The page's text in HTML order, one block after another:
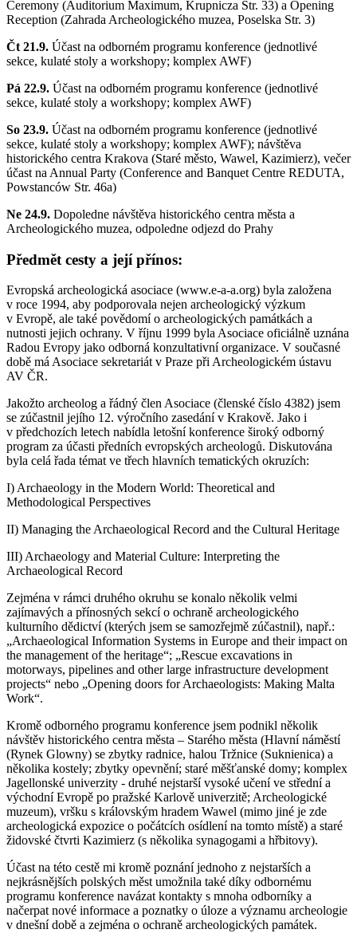
Ceremony (Auditorium Maximum, Krupnicza Str. 33) a Opening
Reception (Zahrada Archeologického muzea, Poselska Str. 3)
Čt 21.9. Účast na odborném programu konference (jednotlivé
sekce, kulaté stoly a workshopy; komplex AWF)
Pá 22.9. Účast na odborném programu konference (jednotlivé
sekce, kulaté stoly a workshopy; komplex AWF)
So 23.9. Účast na odborném programu konference (jednotlivé
sekce, kulaté stoly a workshopy; komplex AWF); návštěva
historického centra Krakova (Staré město, Wawel, Kazimierz), večer
účast na Annual Party (Conference and Banquet Centre REDUTA,
Powstanców Str. 46a)
Ne 24.9. Dopoledne návštěva historického centra města a
Archeologického muzea, odpoledne odjezd do Prahy
Předmět cesty a její přínos:
Evropská archeologická asociace (www.e-a-a.org) byla založena
v roce 1994, aby podporovala nejen archeologický výzkum
v Evropě, ale také povědomí o archeologických památkách a
nutnosti jejich ochrany. V říjnu 1999 byla Asociace oficiálně uznána
Radou Evropy jako odborná konzultativní organizace. V současné
době má Asociace sekretariát v Praze při Archeologickém ústavu
AV ČR.
Jakožto archeolog a řádný člen Asociace (členské číslo 4382) jsem
se zúčastnil jejího 12. výročního zasedání v Krakově. Jako i
v předchozích letech nabídla letošní konference široký odborný
program za účasti předních evropských archeologů. Diskutována
byla celá řada témat ve třech hlavních tematických okruzích:
I) Archaeology in the Modern World: Theoretical and
Methodological Perspectives
II) Managing the Archaeological Record and the Cultural Heritage
III) Archaeology and Material Culture: Interpreting the
Archaeological Record
Zejména v rámci druhého okruhu se konalo několik velmi
zajímavých a přínosných sekcí o ochraně archeologického
kulturního dědictví (kterých jsem se samozřejmě zúčastnil), např.:
„Archaeological Information Systems in Europe and their impact on
the management of the heritage“; „Rescue excavations in
motorways, pipelines and other large infrastructure development
projects“ nebo „Opening doors for Archaeologists: Making Malta
Work“.
Kromě odborného programu konference jsem podnikl několik
návštěv historického centra města – Starého města (Hlavní náměstí
(Rynek Glowny) se zbytky radnice, halou Tržnice (Suknienica) a
několika kostely; zbytky opevnění; staré měšťanské domy; komplex
Jagellonské univerzity - druhé nejstarší vysoké učení ve střední a
východní Evropě po pražské Karlově univerzitě; Archeologické
muzeum), vršku s královským hradem Wawel (mimo jiné je zde
archeologická expozice o počátcích osídlení na tomto místě) a staré
židovské čtvrti Kazimierz (s několika synagogami a hřbitovy).
Účast na této cestě mi kromě poznání jednoho z nejstarších a
nejkrásnějších polských měst umožnila také díky odbornému
programu konference navázat kontakty s mnoha odborníky a
načerpat nové informace a poznatky o úloze a významu archeologie
v dnešní době a zejména o ochraně archeologických památek.